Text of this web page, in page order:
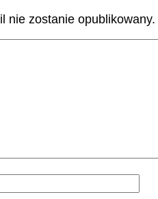
nie zostanie opublikowany.